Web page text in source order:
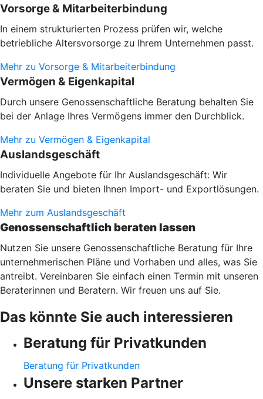
Vorsorge & Mitarbeiterbindung
In einem strukturierten Prozess prüfen wir, welche
betriebliche Altersvorsorge zu Ihrem Unternehmen passt.
Mehr zu Vorsorge & Mitarbeiterbindung
Vermögen & Eigenkapital
Durch unsere Genossenschaftliche Beratung behalten Sie
bei der Anlage Ihres Vermögens immer den Durchblick.
Mehr zu Vermögen & Eigenkapital
Auslandsgeschäft
Individuelle Angebote für Ihr Auslandsgeschäft: Wir
beraten Sie und bieten Ihnen Import- und Exportlösungen.
Mehr zum Auslandsgeschäft
Genossenschaftlich beraten lassen
Nutzen Sie unsere Genossenschaftliche Beratung für Ihre
unternehmerischen Pläne und Vorhaben und alles, was Sie
antreibt. Vereinbaren Sie einfach einen Termin mit unseren
Beraterinnen und Beratern. Wir freuen uns auf Sie.
Das könnte Sie auch interessieren
Beratung für Privatkunden
Beratung für Privatkunden
Unsere starken Partner